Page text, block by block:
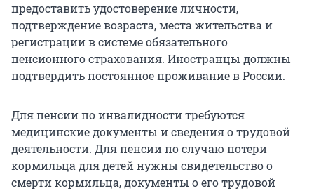
предоставить удостоверение личности,
подтверждение возраста, места жительства и
регистрации в системе обязательного
пенсионного страхования. Иностранцы должны
подтвердить постоянное проживание в России.
Для пенсии по инвалидности требуются
медицинские документы и сведения о трудовой
деятельности. Для пенсии по случаю потери
кормильца для детей нужны свидетельство о
смерти кормильца, документы о его трудовой